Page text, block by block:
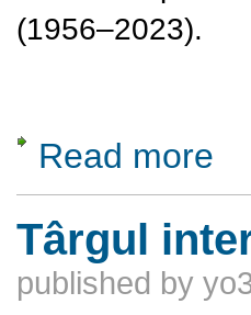
(1956–2023).
Read more
Târgul
published by